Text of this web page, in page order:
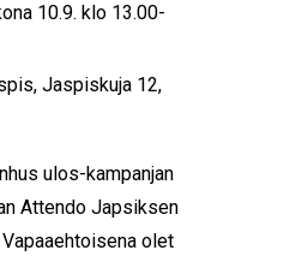
10.9. klo 13.00-
Jaspiskuja 12,
ulos-kampanjan
Attendo Japsiksen
olet